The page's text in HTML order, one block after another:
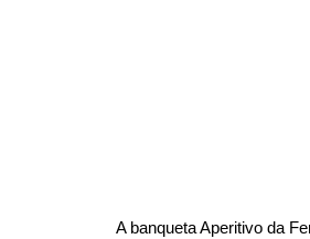
A banqueta Aperitivo da